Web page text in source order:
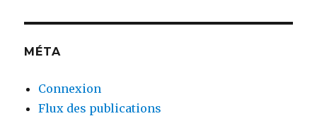
MÉTA
Connexion
Flux des publications